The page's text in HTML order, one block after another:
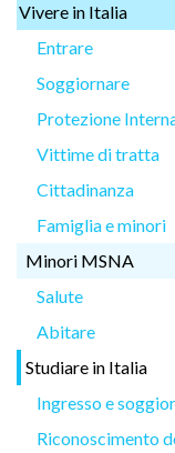
Vivere in Italia
Entrare
Soggiornare
Protezione
Vittime di tratta
Cittadinanza
Famiglia e minori
Minori MSNA
Salute
Abitare
Studiare in Italia
Ingresso e
Riconoscimento